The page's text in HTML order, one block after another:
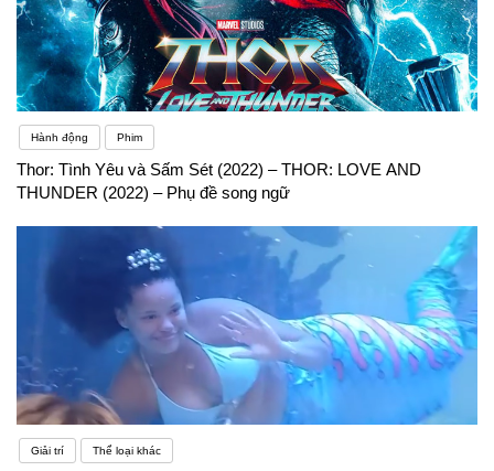
Hành động Phim
Thor: Tình Yêu và Sấm Sét (2022) – THOR: LOVE AND
THUNDER (2022) – Phụ đề song ngữ
Giải trí Thể loại khác